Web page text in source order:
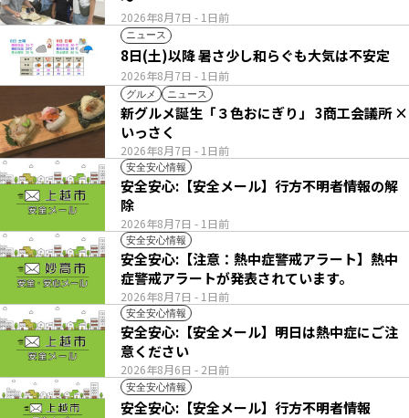
2026年8月7日 - 1日前
ニュース
2026年8月7日 - 1日前
8日(土)以降 暑さ少し和らぐも大気は不安定
グルメ ニュース
2026年8月7日 - 1日前
新グルメ誕生「３色おにぎり」 3商工会議所 ×
いっさく
安全安心情報
2026年8月7日 - 1日前
安全安心:【安全メール】行方不明者情報の解
除
安全安心情報
2026年8月7日 - 1日前
安全安心:【注意：熱中症警戒アラート】熱中
症警戒アラートが発表されています。
安全安心情報
2026年8月6日 - 2日前
安全安心:【安全メール】明日は熱中症にご注
意ください
安全安心情報
安全安心:【安全メール】行方不明者情報